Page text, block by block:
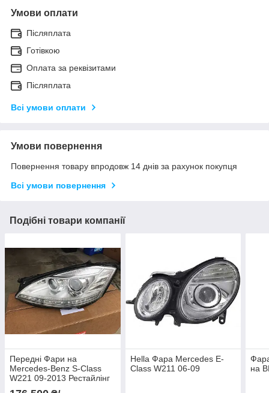
Умови оплати
Післяплата
Готівкою
Оплата за реквізитами
Післяплата
Всі умови оплати
Умови повернення
Повернення товару впродовж 14 днів за рахунок покупця
Всі умови повернення
Подібні товари компанії
Передні Фари на
Mercedes-Benz S-Class
W221 09-2013 Рестайлінг
Нові Оригінальні
Hella Фара Mercedes E-
Class W211 06-09
на